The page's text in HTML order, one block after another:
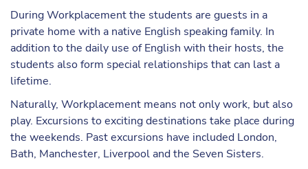
During Workplacement the students are guests in a
private home with a native English speaking family. In
addition to the daily use of English with their hosts, the
students also form special relationships that can last a
lifetime.
Naturally, Workplacement means not only work, but also
play. Excursions to exciting destinations take place during
the weekends. Past excursions have included London,
Bath, Manchester, Liverpool and the Seven Sisters.